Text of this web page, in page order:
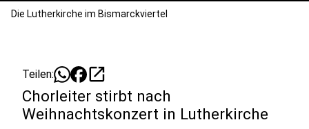
Die Lutherkirche im Bismarckviertel
Teilen: open_in_new
Chorleiter stirbt nach
Weihnachtskonzert in Lutherkirche